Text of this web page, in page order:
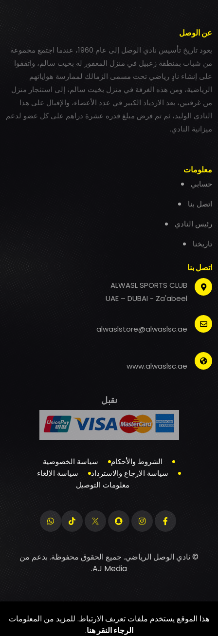
عن الوصل
يعود تاريخ تأسيس نادي الوصل إلى عام 1960، عندما اجتمع مجموعة
من شباب بمنطقة زعبيل في منزل المغفور له بخيت سالم، واتفقوا
على إنشاء نادٍ رياضي تحت مسمى الزمالك لممارسة هواياتهم
الرياضية، ومن هذه الغرفة في منزل بخيت سالم، إلى استئجار منزل
من غرفتين، بعد الازدياد الكبير في عدد الأعضاء، والإقبال على هذا
النادي الوليد، ثم تم فرض مبلغ قدره عشرة دراهم على كل عضو لدعم
ميزانية النادي.
معلومات
حسابي
اتصل بنا
رئيس النادي
تاريخنا
اتصل بنا
ALWASL SPORTS CLUB
UAE – DUBAI - Za'abeel
alwaslstore@alwaslsc.ae
www.alwaslsc.ae
نقبل
الشروط والأحكام
سياسة الخصوصية
سياسة الإرجاع والاسترداد
سياسة الإلغاء
معلومات التوصيل
© نادي الوصل الرياضي. جميع الحقوق محفوظة. بدعم من
AJ Media
.
هذا الموقع يستخدم ملفات تعريف الارتباط. للمزيد من المعلومات
الرجاء النقر هنا.